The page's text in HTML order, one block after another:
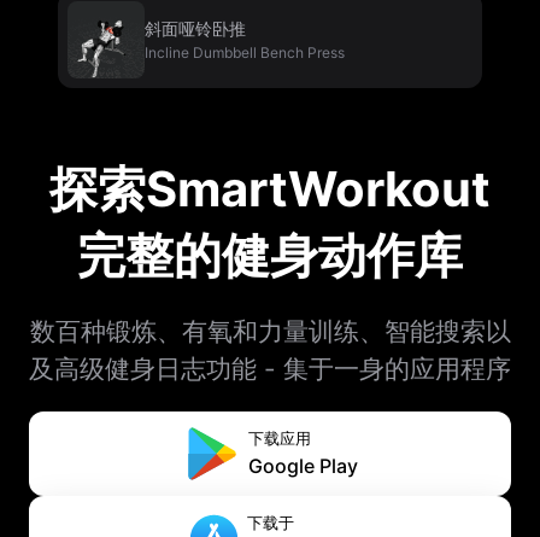
斜面哑铃卧推
Incline Dumbbell Bench Press
探索SmartWorkout
完整的健身动作库
数百种锻炼、有氧和力量训练、智能搜索以
及高级健身日志功能 - 集于一身的应用程序
下载应用
Google Play
下载于